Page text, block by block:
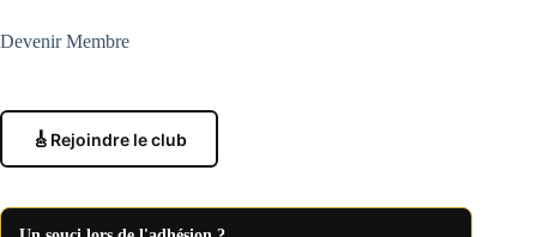
Devenir Membre
🎸 Rejoindre le club